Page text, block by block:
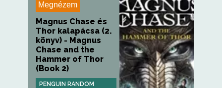
Megnézem
Magnus Chase és
Thor kalapácsa (2.
könyv) - Magnus
Chase and the
Hammer of Thor
(Book 2)
PENGUIN RANDOM